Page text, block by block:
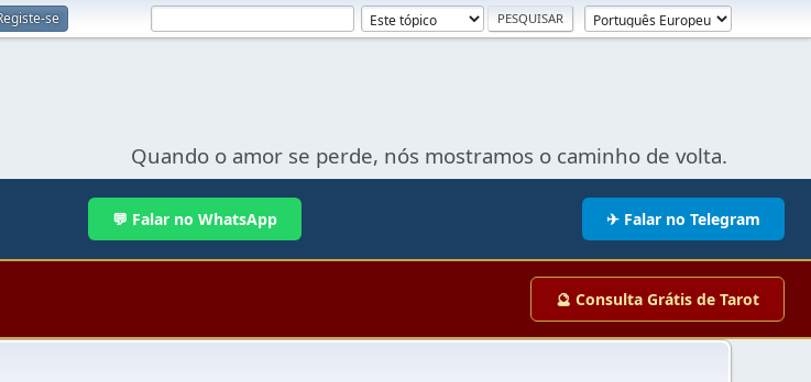
se
Quando o amor se perde, nós mostramos o caminho de volta.
💬 Falar no WhatsApp ✈ Falar no Telegram
🔮 Consulta Grátis de Tarot